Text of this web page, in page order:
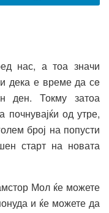
нас, а тоа значи
е време да сe
ден. Токму затоа
почнувајќи од утре,
број на попусти
старт на новата
Мол ќе можете
и ќе можете да